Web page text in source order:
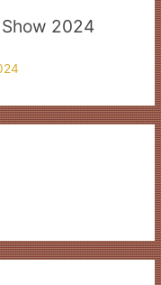
2024